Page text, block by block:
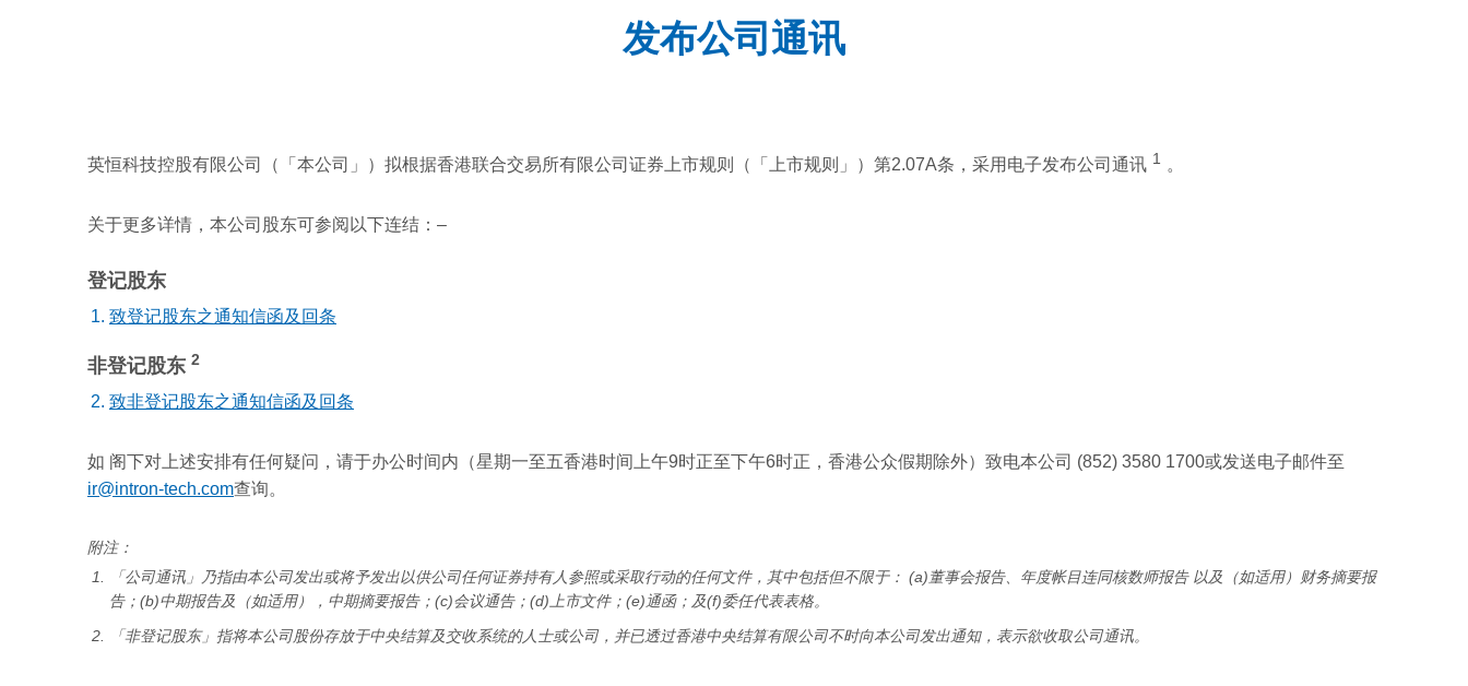
发布公司通讯
英恒科技控股有限公司（「本公司」）拟根据香港联合交易所有限公司证券上市规则（「上市规则」）第2.07A条，采用电子发布公司通讯 1 。
关于更多详情，本公司股东可参阅以下连结：–
登记股东
致登记股东之通知信函及回条
非登记股东 2
致非登记股东之通知信函及回条
如 阁下对上述安排有任何疑问，请于办公时间内（星期一至五香港时间上午9时正至下午6时正，香港公众假期除外）致电本公司 (852) 3580 1700或发送电子邮件至
ir@intron-tech.com查询。
附注：
「公司通讯」乃指由本公司发出或将予发出以供公司任何证券持有人参照或采取行动的任何文件，其中包括但不限于： (a)董事会报告、年度帐目连同核数师报告 以及（如适用）财务摘要报
告；(b)中期报告及（如适用），中期摘要报告；(c)会议通告；(d)上市文件；(e)通函；及(f)委任代表表格。
「非登记股东」指将本公司股份存放于中央结算及交收系统的人士或公司，并已透过香港中央结算有限公司不时向本公司发出通知，表示欲收取公司通讯。